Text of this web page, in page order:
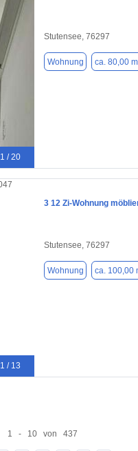
1 / 20
Stutensee, 76297
Wohnung ca. 80,00
1 / 13
3 12 Zi-Wohnung
Stutensee, 76297
Wohnung ca. 100,00
1 - 10 von 437